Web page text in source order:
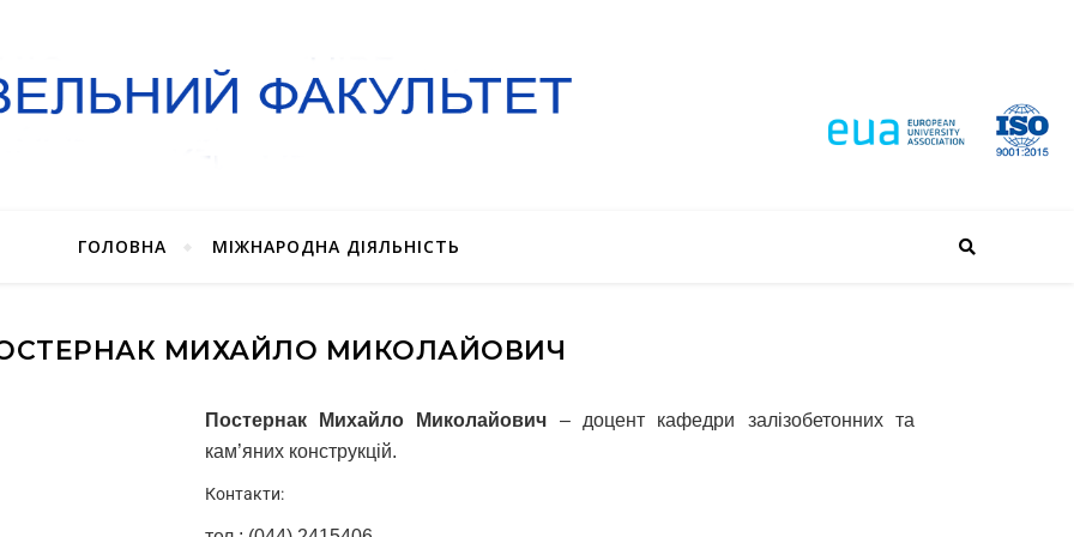
ГОЛОВНА МІЖНАРОДНА ДІЯЛЬНІСТЬ
МИХАЙЛО МИКОЛАЙОВИЧ
Постернак Михайло Миколайович – доценткафедри залізобетонних та
кам’яних конструкцій.
Контакти: